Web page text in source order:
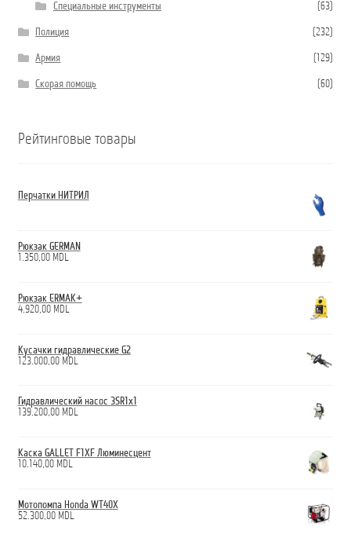
Специальные инструменты (63)
Полиция (232)
Армия (129)
Скорая помощь (60)
Рейтинговые товары
Перчатки НИТРИЛ
Рюкзак GERMAN
1.350,00 MDL
Рюкзак ERMAK+
4.920,00 MDL
Кусачки гидравлические G2
123.000,00 MDL
Гидравлический насос 3SR1x1
139.200,00 MDL
Каска GALLET F1XF Люминесцент
10.140,00 MDL
Мотопомпа Honda WT40X
52.300,00 MDL